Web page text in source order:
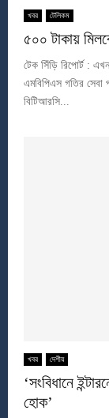
খবর টেলিকম
৫০০ টাকায়
টেক সিঁড়ি রিপোর্ট :
এমবিপিএস গতির সেবা
বিটিআরসি...
খবর দেশীয়
‘সংবিধানে
হোক’